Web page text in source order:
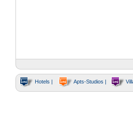
Hotels | Apts-Studios |